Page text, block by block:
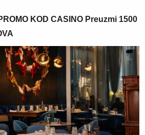
KOD CASINO Preuzmi 1500